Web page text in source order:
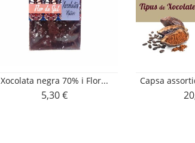
Xocolata negra 70% i Flor...
Preu
5,30 €
Capsa